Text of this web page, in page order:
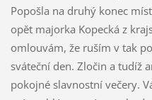
Popošla na druhý konec
opět majorka Kopecká z
omlouvám, že ruším v tak
sváteční den. Zločin a tudíž
pokojné slavnostní večery.